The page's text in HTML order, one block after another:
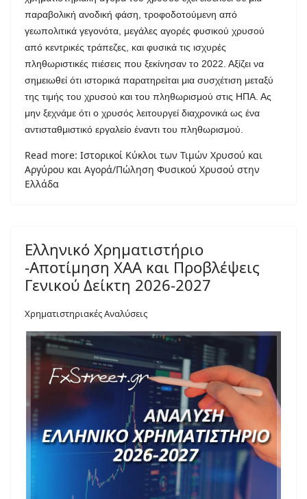
παραβολική ανοδική φάση, τροφοδοτούμενη από
γεωπολιτικά γεγονότα, μεγάλες αγορές φυσικού χρυσού
από κεντρικές τράπεζες, και φυσικά τις ισχυρές
πληθωριστικές πιέσεις που ξεκίνησαν το 2022. Αξίζει να
σημειωθεί ότι ιστορικά παρατηρείται μια συσχέτιση μεταξύ
της τιμής του χρυσού και του πληθωρισμού στις ΗΠΑ. Ας
μην ξεχνάμε ότι ο χρυσός λειτουργεί διαχρονικά ως ένα
αντισταθμιστικό εργαλείο έναντι του πληθωρισμού.
Read more: Ιστορικοί Κύκλοι των Τιμών Χρυσού και
Αργύρου και Αγορά/Πώληση Φυσικού Χρυσού στην
Ελλάδα
Ελληνικό Χρηματιστήριο
-Αποτίμηση ΧΑΑ και Προβλέψεις
Γενικού Δείκτη 2026-2027
Χρηματιστηριακές Αναλύσεις